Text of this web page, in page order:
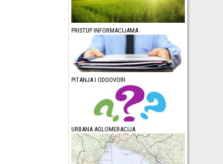
PRISTUP INFORMACIJAMA
PITANJA I ODGOVORI
URBANA AGLOMERACIJA